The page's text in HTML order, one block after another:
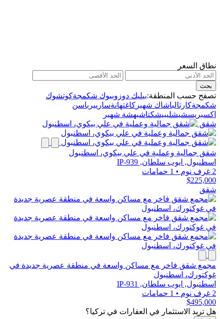
نطاق السعر
بحث
تصفح حسب المنطقة:بيليك دوزوبيوك شكمجةكوتشوك
شكمجةكارتالباشاك شهير كاغتهانةساريير باسن
اكسبريسشيشليبيشكتاشبهشة شهير
شقق
شقق جمالية وعملية في علي بيكوي، اسطنبول
اسطنبول, ايوب سلطان, IP-939
2 غرف نوم
• 1 حمامات
$225,000
شقق
مجمع شقق فاخر مع مساكن واسعة في منطقة عصرية جديدة في
غوكتورك، اسطنبول
اسطنبول, ايوب سلطان, IP-931
2 غرف نوم
• 1 حمامات
$495,000
هل تريد الاستثمار في العقارات في تركيا؟